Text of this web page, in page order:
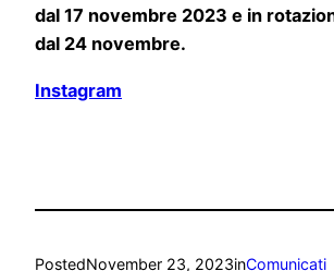
dal 17 novembre 2023 e in
dal 24 novembre.
Instagram
PostedNovember 23, 2023inComunicati